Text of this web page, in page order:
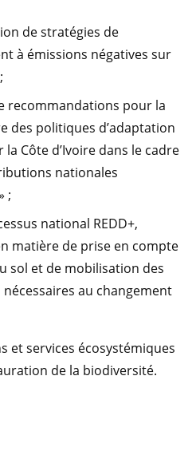
de stratégies de
à émissions négatives sur
recommandations pour la
des politiques d’adaptation
Côte d’Ivoire dans le cadre
nationales
;
national REDD+,
matière de prise en compte
sol et de mobilisation des
au changement
et services écosystémiques
de la biodiversité.